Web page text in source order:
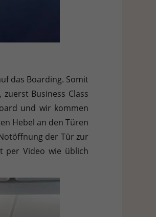
das Boarding. Somit
Business Class
und wir kommen
Hebel an den Türen
der Tür zur
per Video wie üblich